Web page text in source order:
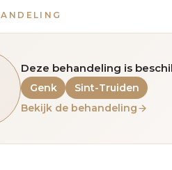
Deze behandeling is
Genk
Sint-Truiden
Bekijk de behandeling